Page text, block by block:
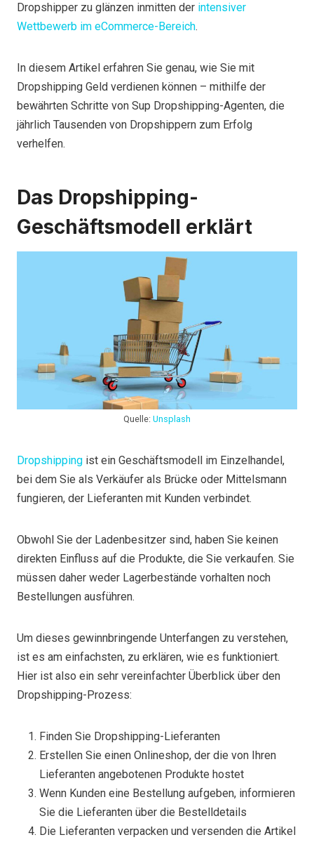
Dropshipper zu glänzen inmitten der intensiver
Wettbewerb im eCommerce-Bereich.
In diesem Artikel erfahren Sie genau, wie Sie mit
Dropshipping Geld verdienen können – mithilfe der
bewährten Schritte von Sup Dropshipping-Agenten, die
jährlich Tausenden von Dropshippern zum Erfolg
verhelfen.
Das Dropshipping-
Geschäftsmodell erklärt
Quelle: Unsplash
Dropshipping ist ein Geschäftsmodell im Einzelhandel,
bei dem Sie als Verkäufer als Brücke oder Mittelsmann
fungieren, der Lieferanten mit Kunden verbindet.
Obwohl Sie der Ladenbesitzer sind, haben Sie keinen
direkten Einfluss auf die Produkte, die Sie verkaufen. Sie
müssen daher weder Lagerbestände vorhalten noch
Bestellungen ausführen.
Um dieses gewinnbringende Unterfangen zu verstehen,
ist es am einfachsten, zu erklären, wie es funktioniert.
Hier ist also ein sehr vereinfachter Überblick über den
Dropshipping-Prozess:
Finden Sie Dropshipping-Lieferanten
Erstellen Sie einen Onlineshop, der die von Ihren
Lieferanten angebotenen Produkte hostet
Wenn Kunden eine Bestellung aufgeben, informieren
Sie die Lieferanten über die Bestelldetails
Die Lieferanten verpacken und versenden die Artikel